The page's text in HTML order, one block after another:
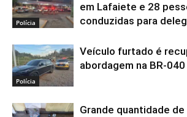
Polícia
em Lafaiete e 28
conduzidas para
Polícia
Veículo furtado é
abordagem na BR-
Grande quantidade